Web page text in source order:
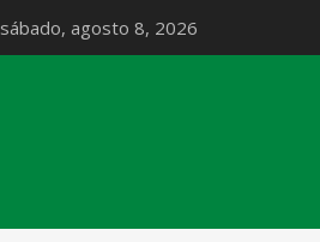
sábado, agosto 8, 2026